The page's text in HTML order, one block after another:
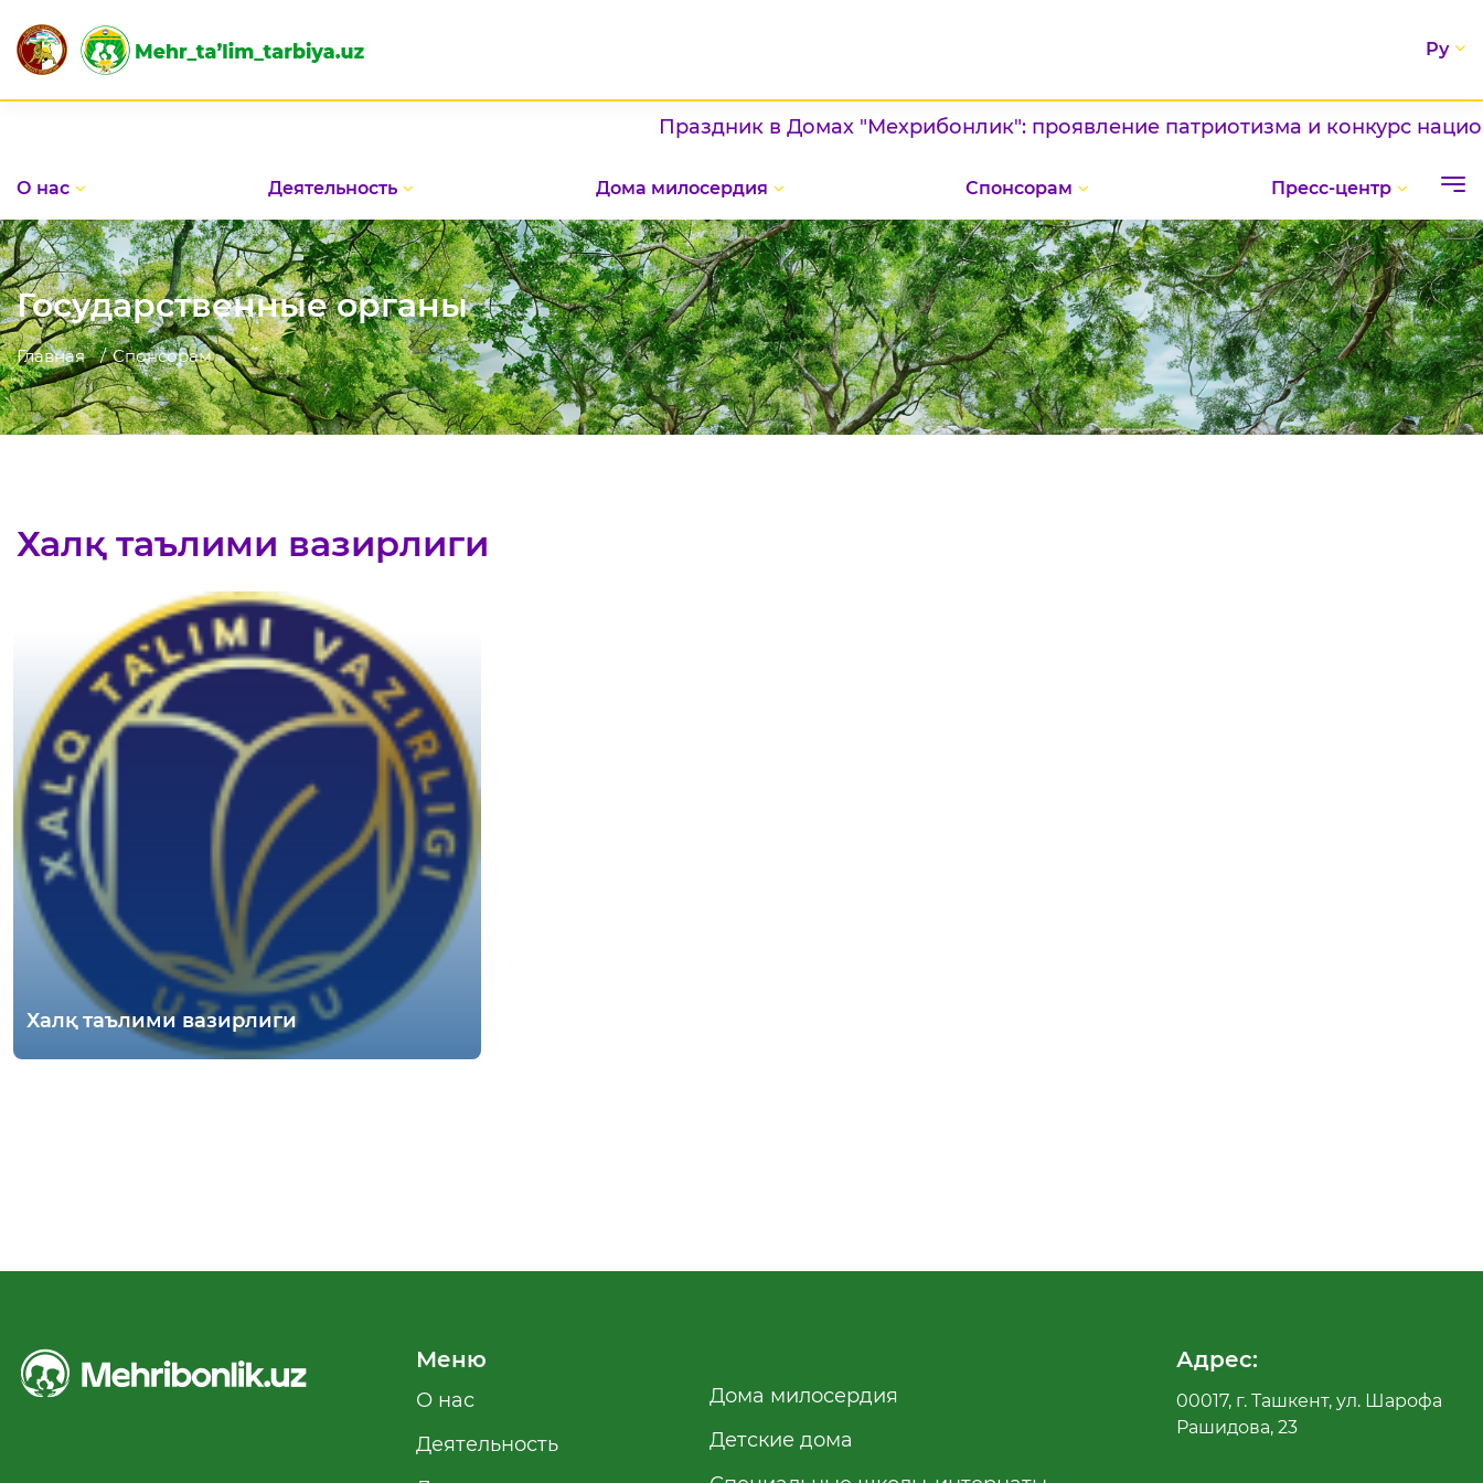
Ру
Праздник в Домах "Мехрибонлик": проявление патриотизма и конкурс
О нас Деятельность Дома милосердия Спонсорам Пресс-центр
Государственные органы
Главная Спонсорам
Халқ таълими вазирлиги
Халқ таълими вазирлиги
Меню
О нас
Деятельность
Дома милосердия
Детские дома
Адрес:
00017, г. Ташкент, ул. Шарофа
Рашидова, 23